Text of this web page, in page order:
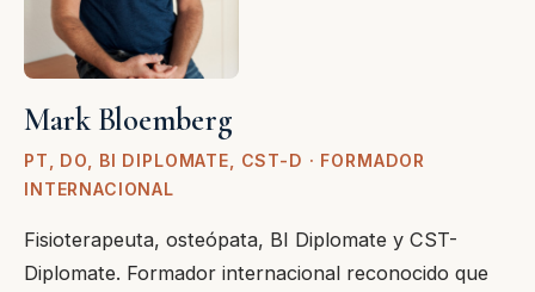
Mark Bloemberg
PT, DO, BI DIPLOMATE, CST-D · FORMADOR
INTERNACIONAL
Fisioterapeuta, osteópata, BI Diplomate y CST-
Diplomate. Formador internacional reconocido que